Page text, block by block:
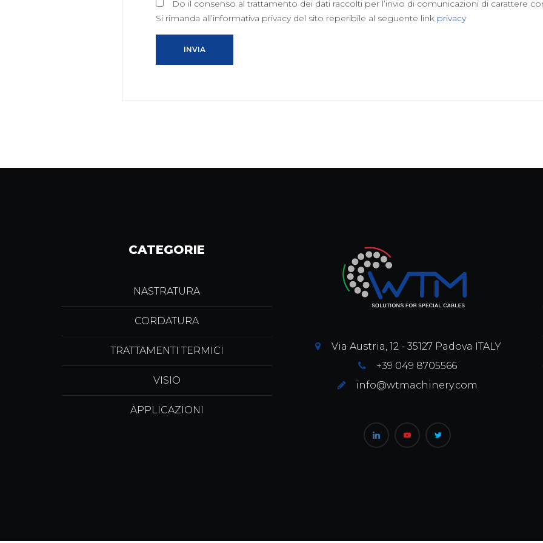
Do il consenso al trattamento dei dati raccolti per l’invio di comunicazioni di carattere
Si rimanda all’informativa privacy del sito reperibile al seguente link privacy
INVIA
Via Austria, 12 - 35127 Padova ITALY
+39 049 8705566
info@wtmachinery.com
CATEGORIE
NASTRATURA
CORDATURA
TRATTAMENTI TERMICI
VISIO
APPLICAZIONI